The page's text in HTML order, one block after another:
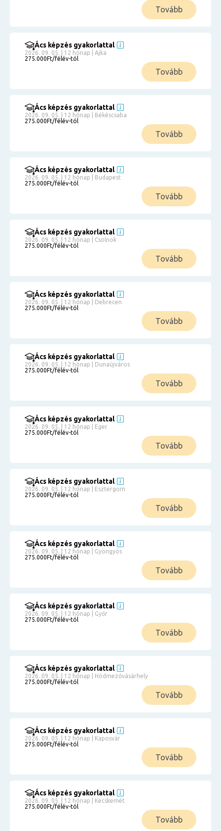
Tovább
Ács képzés gyakorlattal
2026. 09. 05. | 12 hónap | Ajka
275.000Ft/félév-tól
Tovább
Ács képzés gyakorlattal
2026. 09. 05. | 12 hónap | Békéscsaba
275.000Ft/félév-tól
Tovább
Ács képzés gyakorlattal
2026. 09. 05. | 12 hónap | Budapest
275.000Ft/félév-tól
Tovább
Ács képzés gyakorlattal
2026. 09. 05. | 12 hónap | Csolnok
275.000Ft/félév-tól
Tovább
Ács képzés gyakorlattal
2026. 09. 05. | 12 hónap | Debrecen
275.000Ft/félév-tól
Tovább
Ács képzés gyakorlattal
2026. 09. 05. | 12 hónap | Dunaújváros
275.000Ft/félév-tól
Tovább
Ács képzés gyakorlattal
2026. 09. 05. | 12 hónap | Eger
275.000Ft/félév-tól
Tovább
Ács képzés gyakorlattal
2026. 09. 05. | 12 hónap | Esztergom
275.000Ft/félév-tól
Tovább
Ács képzés gyakorlattal
2026. 09. 05. | 12 hónap | Gyöngyös
275.000Ft/félév-tól
Tovább
Ács képzés gyakorlattal
2026. 09. 05. | 12 hónap | Győr
275.000Ft/félév-tól
Tovább
Ács képzés gyakorlattal
2026. 09. 05. | 12 hónap | Hódmezővásárhely
275.000Ft/félév-tól
Tovább
Ács képzés gyakorlattal
2026. 09. 05. | 12 hónap | Kaposvár
275.000Ft/félév-tól
Tovább
Ács képzés gyakorlattal
2026. 09. 05. | 12 hónap | Kecskemét
275.000Ft/félév-tól
Tovább